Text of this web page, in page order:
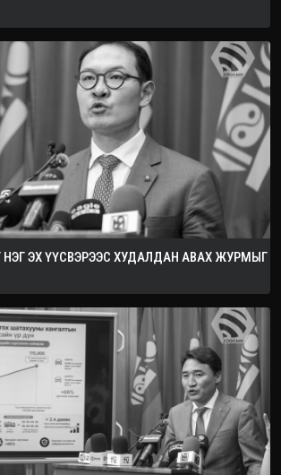
НЭГ ЭХ ҮҮСВЭРЭЭС ХУДАЛДАН АВАХ ЖУРМЫГ